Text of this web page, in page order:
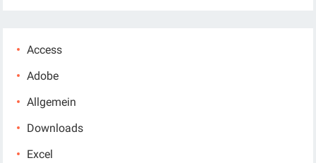
Access
Adobe
Allgemein
Downloads
Excel